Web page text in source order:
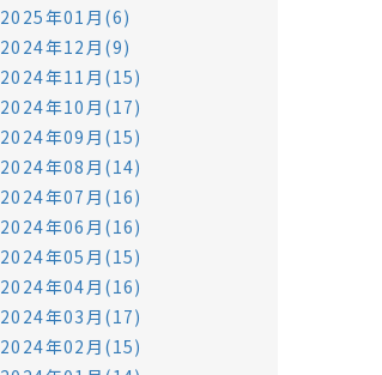
2025年01月(6)
2024年12月(9)
2024年11月(15)
2024年10月(17)
2024年09月(15)
2024年08月(14)
2024年07月(16)
2024年06月(16)
2024年05月(15)
2024年04月(16)
2024年03月(17)
2024年02月(15)